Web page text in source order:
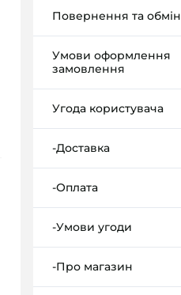
Повернення та обмін
Умови оформлення
замовлення
Угода користувача
-Доставка
-Оплата
-Умови угоди
-Про магазин